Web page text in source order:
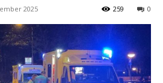
2025 0
259